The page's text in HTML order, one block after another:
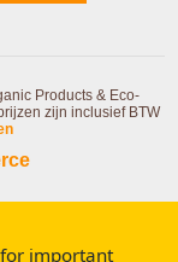
Products & Eco-
zijn inclusief BTW
for important